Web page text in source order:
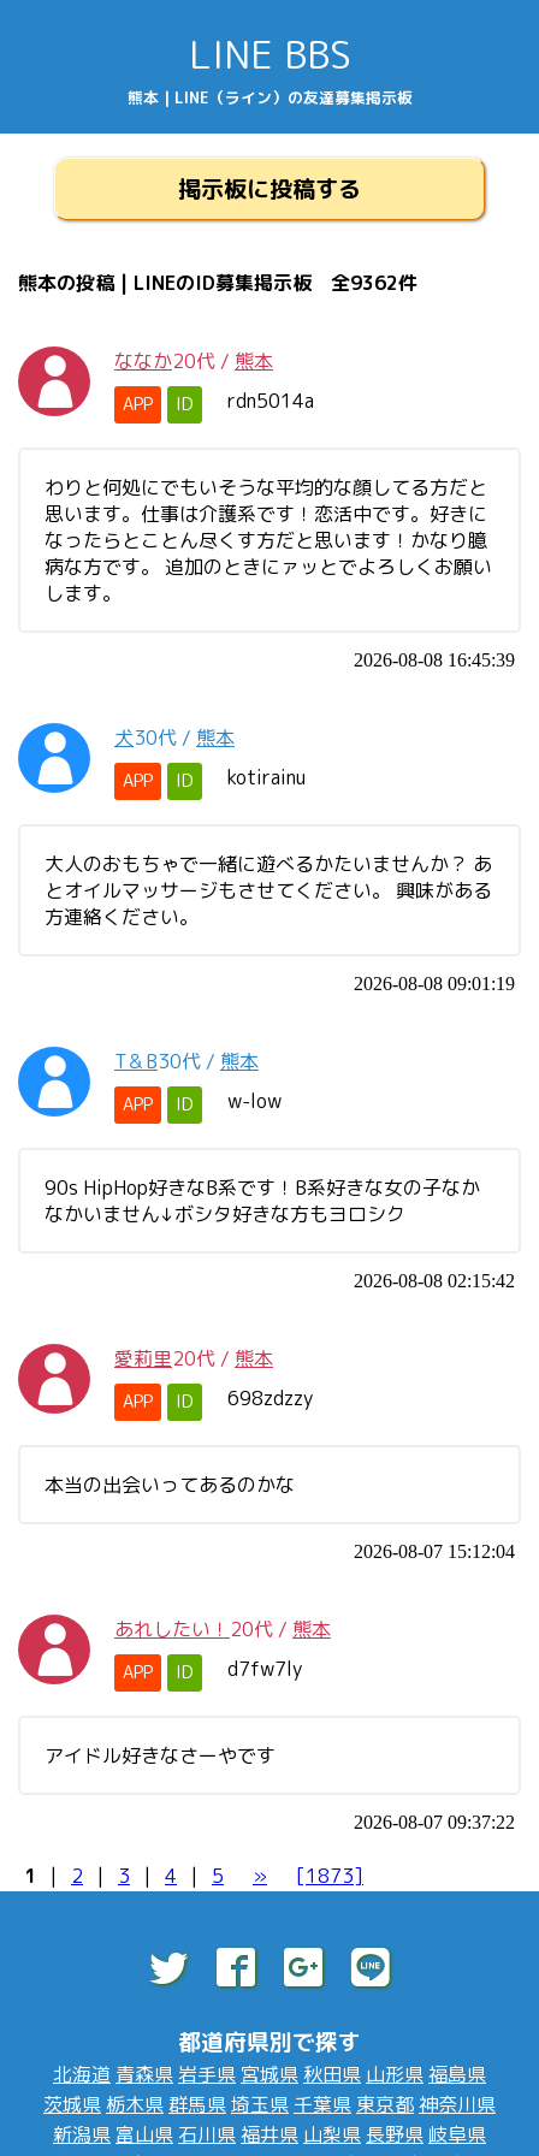
LINE BBS
熊本 | LINE（ライン）の友達募集掲示板
掲示板に投稿する
熊本の投稿 | LINEのID募集掲示板 全9362件
ななか20代 / 熊本
APP ID rdn5014a
わりと何処にでもいそうな平均的な顔してる方だと
思います。仕事は介護系です！恋活中です。好きに
なったらとことん尽くす方だと思います！かなり臆
病な方です。 追加のときにァッとでよろしくお願い
します。
2026-08-08 16:45:39
犬30代 / 熊本
APP ID kotirainu
大人のおもちゃで一緒に遊べるかたいませんか？ あ
とオイルマッサージもさせてください。 興味がある
方連絡ください。
2026-08-08 09:01:19
T＆B30代 / 熊本
APP ID w-low
90s HipHop好きなB系です！B系好きな女の子なか
なかいません↓ボシタ好きな方もヨロシク
2026-08-08 02:15:42
愛莉里20代 / 熊本
APP ID 698zdzzy
本当の出会いってあるのかな
2026-08-07 15:12:04
あれしたい！ 20代 / 熊本
APP ID d7fw7ly
アイドル好きなさーやです
2026-08-07 09:37:22
1 | 2 | 3 | 4 | 5 » [1873]
都道府県別で探す
北海道 青森県 岩手県 宮城県 秋田県 山形県福島県
茨城県 栃木県群馬県埼玉県 千葉県 東京都神奈川県
新潟県 富山県 石川県福井県 山梨県 長野県 岐阜県